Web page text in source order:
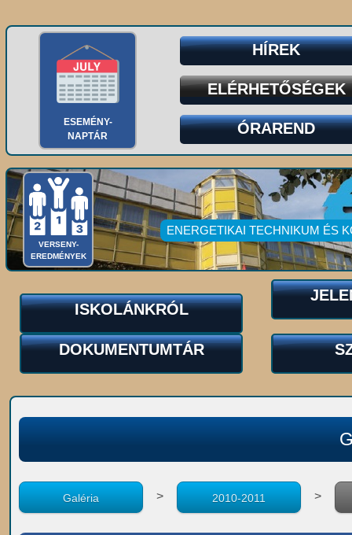
ESEMÉNY-
NAPTÁR
HÍREK
ELÉRHETŐSÉGEK
ÓRAREND
VERSENY-
EREDMÉNYEK
ENERGETIKAI TECHNIKUM ÉS
ISKOLÁNKRÓL
DOKUMENTUMTÁR
Galéria > 2010-2011 >